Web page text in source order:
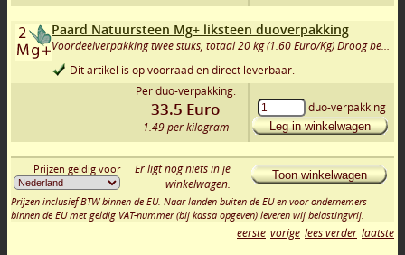
Paard Natuursteen Mg+ liksteen duoverpakking
Voordeelverpakking twee stuks, totaal 20 kg (1.60 Euro/Kg) Droog bewaard = onbeperkt houdbaar!
Dit artikel is op voorraad en direct leverbaar.
Per duo-verpakking:
33.5 Euro
1.49 per kilogram
duo-verpakking
Leg in winkelwagen
Prijzen geldig voor
Er ligt nog niets in je
winkelwagen.
Toon winkelwagen
Prijzen inclusief BTW binnen de EU. Naar landen buiten de EU en voor ondernemers
binnen de EU met geldig VAT-nummer (bij kassa opgeven) leveren wij belastingvrij.
laatste
lees verder
vorige
eerste